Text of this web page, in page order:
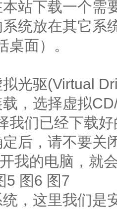
站下载一个需
统放在其它系
桌面）。
光驱(Virtual
，选择虚拟
我们已经下载
后，请不要关
我的电脑，就
5 图6 图7
，这里我们是